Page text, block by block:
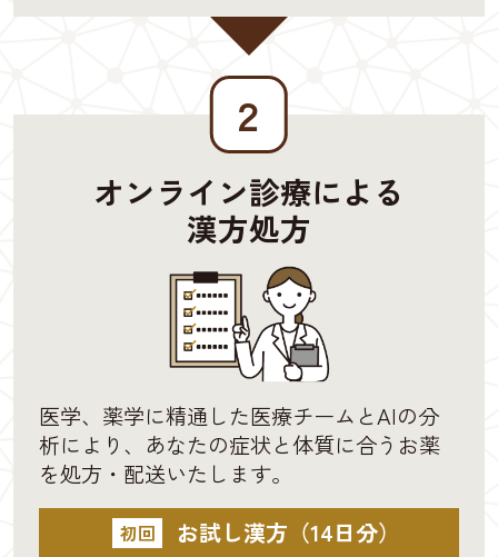
２
オンライン診療による
漢方処方
医学、薬学に精通した医療チームとAIの分
析により、あなたの症状と体質に合うお薬
を処方・配送いたします。
初回 お試し漢方（14日分）